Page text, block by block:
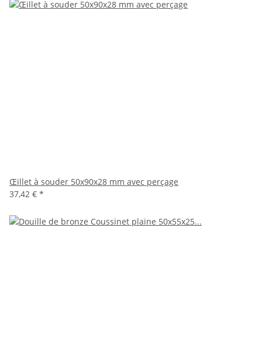
Œillet à souder 50x90x28 mm avec perçage
37,42 € *